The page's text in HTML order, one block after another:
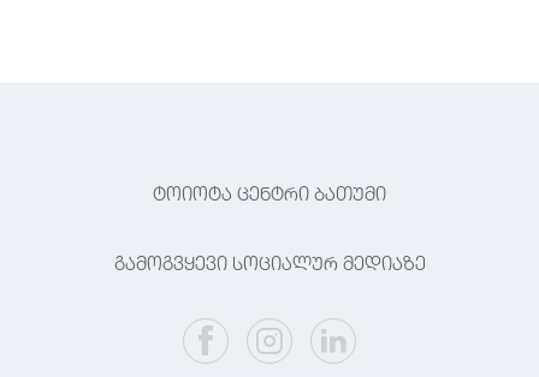
ტოიოტა ცენტრი ბათუმი
გამოგვყევი სოციალურ მედიაზე